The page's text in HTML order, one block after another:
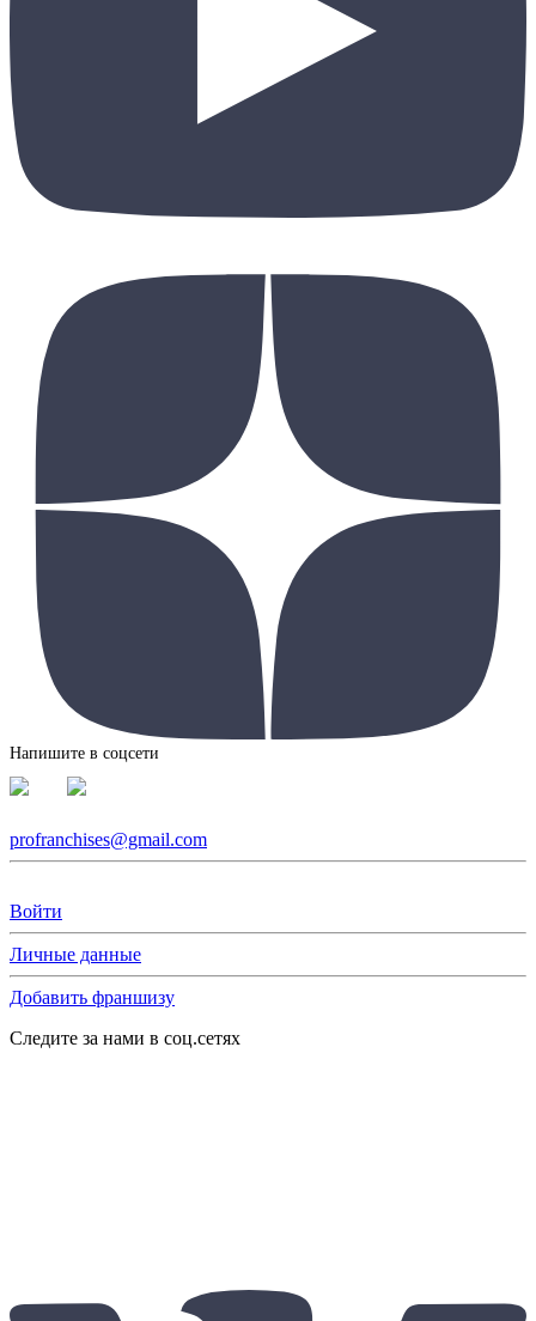
Напишите в соцсети
profranchises@gmail.com
Войти
Личные данные
Добавить франшизу
Следите за нами в соц.сетях